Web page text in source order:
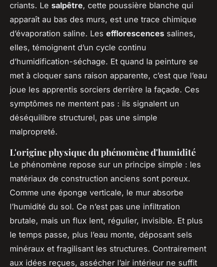
criants. Le salpêtre, cette poussière blanche qui
apparaît au bas des murs, est une trace chimique
d’évaporation saline. Les efflorescences salines,
elles, témoignent d’un cycle continu
d’humidification-séchage. Et quand la peinture se
met à cloquer sans raison apparente, c’est que l’eau
joue les apprentis sorciers derrière la façade. Ces
symptômes ne mentent pas : ils signalent un
déséquilibre structurel, pas une simple
malpropreté.
L'origine physique du phénomène d'humidité
Le phénomène repose sur un principe simple : les
matériaux de construction anciens sont poreux.
Comme une éponge verticale, le mur absorbe
l’humidité du sol. Ce n’est pas une infiltration
brutale, mais un flux lent, régulier, invisible. Et plus
le temps passe, plus l’eau monte, déposant sels
minéraux et fragilisant les structures. Contrairement
aux idées reçues, assécher l’air intérieur ne suffit